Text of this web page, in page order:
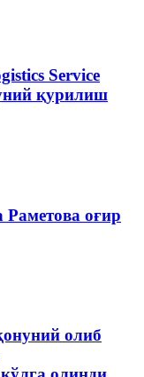
Service
қурилиш
Раметова оғир
олиб